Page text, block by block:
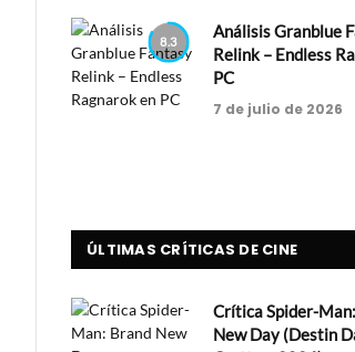
8.3
Análisis Granblue
Relink – Endless
PC
7 de julio de 2026
ÚLTIMAS CRÍTICAS DE CINE
Crítica Spider-
New Day (Destin